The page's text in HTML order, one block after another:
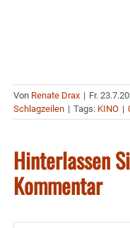
Von Renate Drax | Fr.
Schlagzeilen | Tags: KINO |
Hinterlassen
Kommentar